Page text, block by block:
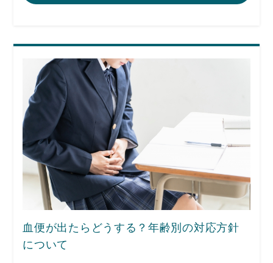
血便が出たらどうする？年齢別の対応方針
について